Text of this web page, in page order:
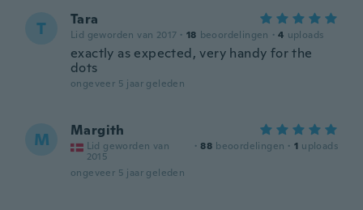
T Tara
Lid geworden van 2017 · 18 beoordelingen · 4 uploads
exactly as expected, very handy for the
dots
ongeveer 5 jaar geleden
M Margith
Lid geworden van
2015
· 88 beoordelingen · 1 uploads
ongeveer 5 jaar geleden